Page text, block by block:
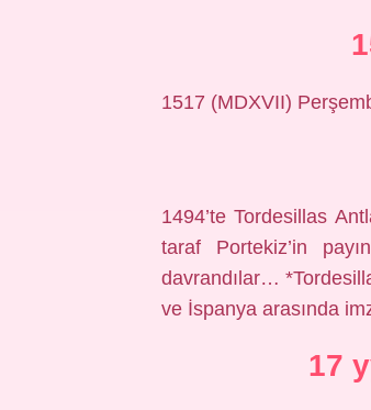
1517 (MDXVII)
1494’te Tordesillas
taraf Portekiz’in
davrandılar…
ve İspanya arasında
17